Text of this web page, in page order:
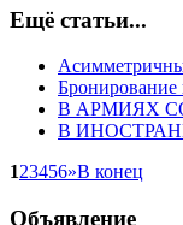
Ещё статьи...
Бронирование
В АРМИЯХ
В
123456»В конец
Объявление